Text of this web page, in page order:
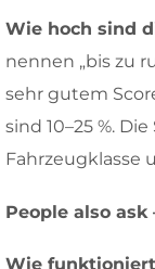
Wie hoch sind
nennen „bis zu
sehr gutem
sind 10–25 %.
Fahrzeugklasse
People also
Wie